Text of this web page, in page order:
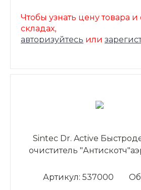
Чтобы узнать цену товара и
складах,
авторизуйтесь или
Sintec Dr. Active
очиститель
Артикул: 537000